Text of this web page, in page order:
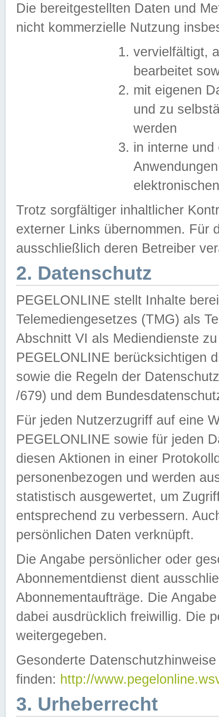
Die bereitgestellten Daten und
nicht kommerzielle Nutzung
vervielfältigt,
bearbeitet
mit eigenen
und zu
werden
in interne
Trotz sorgfältiger inhaltlicher
externer Links übernommen. Für
ausschließlich deren Betreiber
2. Datenschutz
PEGELONLINE stellt Inhalte
Telemediengesetzes (TMG) als
Abschnitt VI als Mediendienste
PEGELONLINE berücksichtigen
sowie die Regeln der
/679) und dem
Für jeden Nutzerzugriff auf eine
PEGELONLINE sowie für jeden
diesen Aktionen in einer
personenbezogen und werden
statistisch ausgewertet, um
entsprechend zu verbessern.
persönlichen Daten verknüpft.
Die Angabe persönlicher oder
Abonnementdienst dient
Abonnementaufträge. Die
dabei ausdrücklich freiwillig. Die
weitergegeben.
Gesonderte
finden: http://
3. Urheberrecht